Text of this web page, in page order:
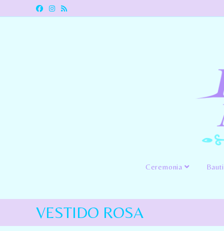
Ceremonia
VESTIDO ROSA